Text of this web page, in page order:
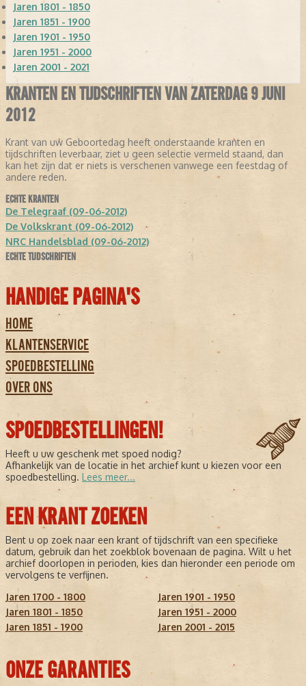
Jaren 1801 - 1850
Jaren 1851 - 1900
Jaren 1901 - 1950
Jaren 1951 - 2000
Jaren 2001 - 2021
KRANTEN EN TIJDSCHRIFTEN VAN ZATERDAG 9 JUNI
2012
Krant van uw Geboortedag heeft onderstaande kranten en
tijdschriften leverbaar, ziet u geen selectie vermeld staand, dan
kan het zijn dat er niets is verschenen vanwege een feestdag of
andere reden.
ECHTE KRANTEN
De Telegraaf (09-06-2012)
De Volkskrant (09-06-2012)
NRC Handelsblad (09-06-2012)
ECHTE TIJDSCHRIFTEN
HANDIGE PAGINA'S
HOME
KLANTENSERVICE
SPOEDBESTELLING
OVER ONS
SPOEDBESTELLINGEN!
Heeft u uw geschenk met spoed nodig?
Afhankelijk van de locatie in het archief kunt u kiezen voor een
spoedbestelling. Lees meer...
EEN KRANT ZOEKEN
Bent u op zoek naar een krant of tijdschrift van een specifieke
datum, gebruik dan het zoekblok bovenaan de pagina. Wilt u het
archief doorlopen in perioden, kies dan hieronder een periode om
vervolgens te verfijnen.
Jaren 1700 - 1800
Jaren 1801 - 1850
Jaren 1851 - 1900
Jaren 1901 - 1950
Jaren 1951 - 2000
Jaren 2001 - 2015
ONZE GARANTIES